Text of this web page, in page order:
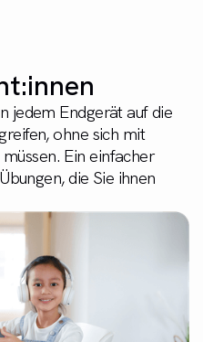
jedem Endgerät auf die
ohne sich mit
Ein einfacher
die Sie ihnen